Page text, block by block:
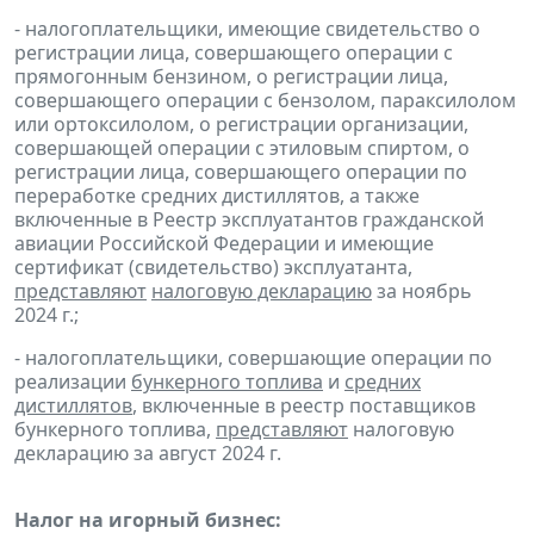
- налогоплательщики, имеющие свидетельство о
регистрации лица, совершающего операции с
прямогонным бензином, о регистрации лица,
совершающего операции с бензолом, параксилолом
или ортоксилолом, о регистрации организации,
совершающей операции с этиловым спиртом, о
регистрации лица, совершающего операции по
переработке средних дистиллятов, а также
включенные в Реестр эксплуатантов гражданской
авиации Российской Федерации и имеющие
сертификат (свидетельство) эксплуатанта,
представляют налоговую декларациюза ноябрь
2024 г.;
- налогоплательщики, совершающие операции по
реализации бункерного топлива и средних
дистиллятов, включенные в реестр поставщиков
бункерного топлива, представляют налоговую
декларацию за август 2024 г.
Налог на игорный бизнес: